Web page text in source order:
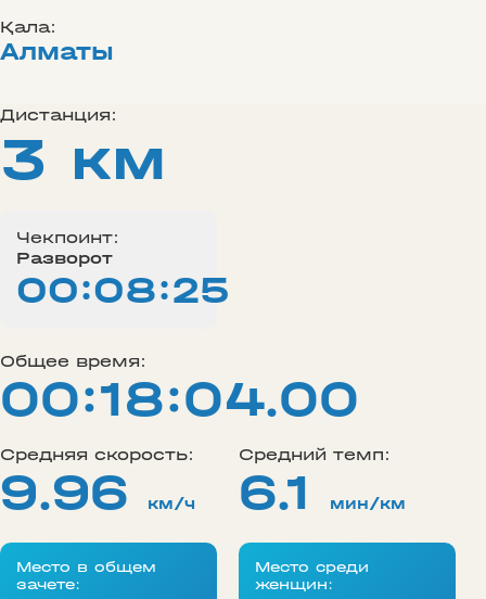
Қала:
Алматы
Дистанция:
3 км
Чекпоинт:
Разворот
00:08:25
Общее время:
00:18:04.00
Средняя скорость:
9.96 км/ч
Средний темп:
6.1 мин/км
Место в общем
зачете:
Место среди
женщин: